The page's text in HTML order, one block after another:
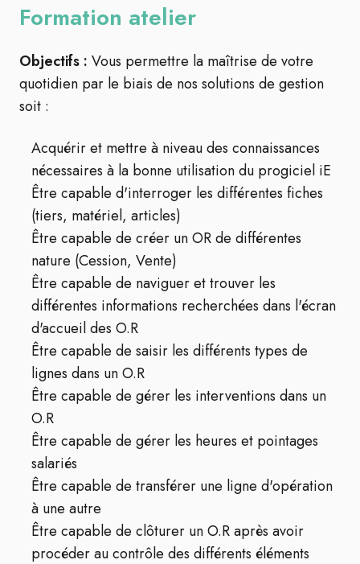
Formation atelier
Objectifs : Vous permettre la maîtrise de votre
quotidien par le biais de nos solutions de gestion
soit :
Acquérir et mettre à niveau des connaissances
nécessaires à la bonne utilisation du progiciel iE
Être capable d'interroger les différentes fiches
(tiers, matériel, articles)
Être capable de créer un OR de différentes
nature (Cession, Vente)
Être capable de naviguer et trouver les
différentes informations recherchées dans l'écran
d'accueil des O.R
Être capable de saisir les différents types de
lignes dans un O.R
Être capable de gérer les interventions dans un
O.R
Être capable de gérer les heures et pointages
salariés
Être capable de transférer une ligne d'opération
à une autre
Être capable de clôturer un O.R après avoir
procéder au contrôle des différents éléments